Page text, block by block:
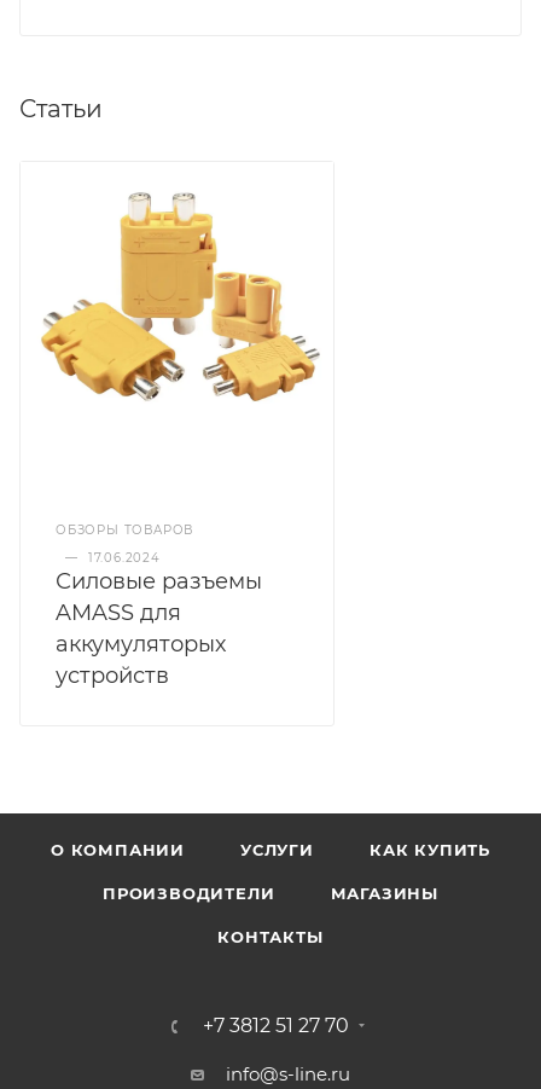
Статьи
ОБЗОРЫ ТОВАРОВ
—
17.06.2024
Силовые разъемы
AMASS для
аккумуляторых
устройств
О КОМПАНИИ УСЛУГИ КАК КУПИТЬ
ПРОИЗВОДИТЕЛИ МАГАЗИНЫ
КОНТАКТЫ
+7 3812 51 27 70
info@s-line.ru